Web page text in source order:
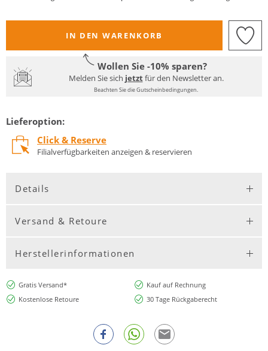
IN DEN WARENKORB
Wollen Sie -10% sparen?
Melden Sie sich jetztfür den Newsletter an.
Beachten Sie die Gutscheinbedingungen.
Lieferoption:
Click & Reserve
Filialverfügbarkeiten anzeigen & reservieren
Details
Versand & Retoure
Herstellerinformationen
Gratis Versand*
Kauf auf Rechnung
Kostenlose Retoure
30 Tage Rückgaberecht